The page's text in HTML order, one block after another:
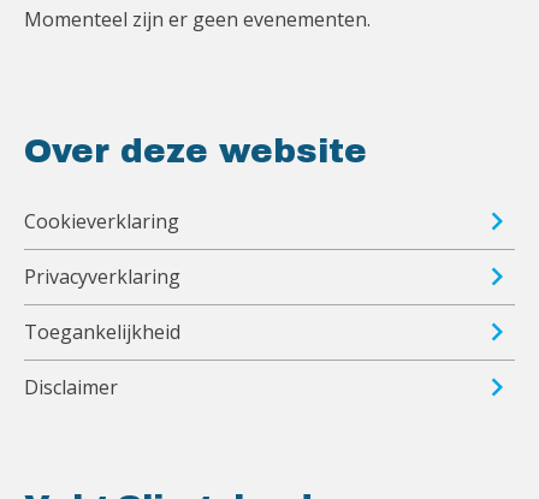
Momenteel zijn er geen evenementen.
Over deze website
Cookieverklaring
Privacyverklaring
Toegankelijkheid
Disclaimer